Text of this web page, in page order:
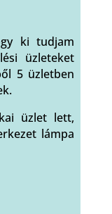
ki tudjam
üzleteket
5 üzletben
üzlet lett,
lámpa